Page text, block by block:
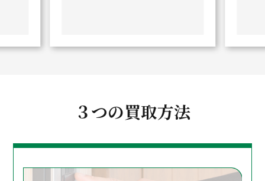
３つの買取方法